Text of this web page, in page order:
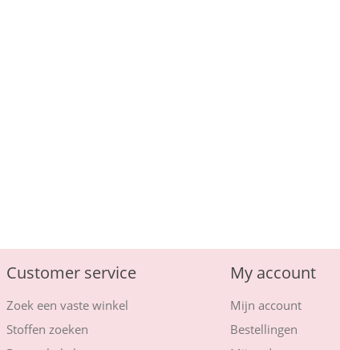
Customer service
Zoek een vaste winkel
Stoffen zoeken
My account
Mijn account
Bestellingen